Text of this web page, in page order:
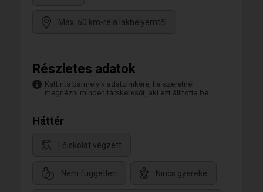
Max. 50 km-re a lakhelyemtől
Részletes adatok
Kattints bármelyik adatcímkére, ha szeretnél
megnézni minden társkeresőt, aki ezt állította be.
Háttér
Főiskolát végzett
Nem független Nincs gyereke